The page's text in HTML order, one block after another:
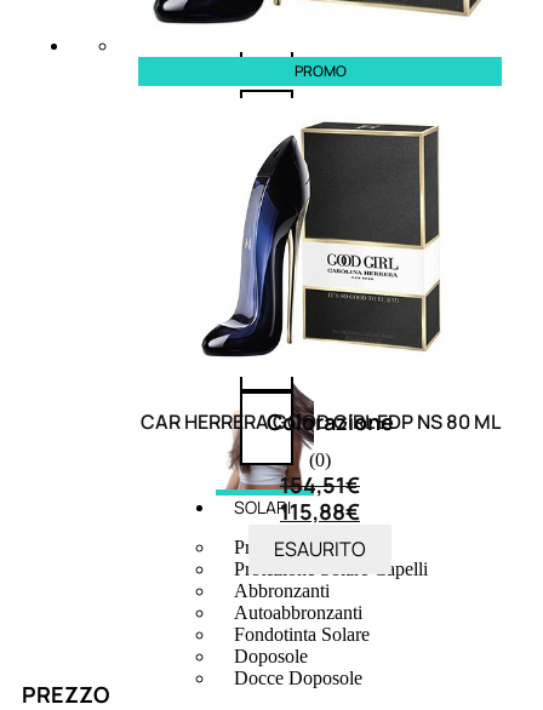
Spray
Cera
e
crema
Gel
capelli
Colorazione
SOLARI
Protezione Solare
Protezione Solare Capelli
Abbronzanti
Autoabbronzanti
Fondotinta Solare
Doposole
Docce Doposole
PREZZO
PROMO
CAR HERRERA GOOD GIRL EDP NS 80 ML
(0)
154,51€
115,88€
ESAURITO